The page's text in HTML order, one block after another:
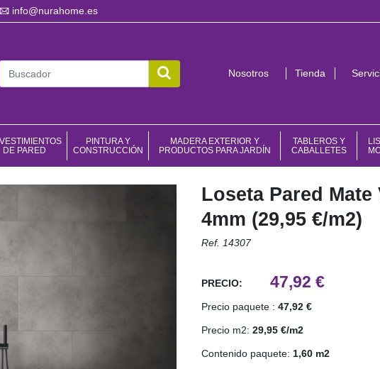
info@nurahome.es
Nosotros Tienda
DE PARED
PINTURA Y
CONSTRUCCIÓN
MADERA EXTERIOR Y
PRODUCTOS PARA JARDÍN
TABLEROS Y
CABALLETES
Loseta Pared
4mm (29,95 €/m2)
Ref. 14307
PRECIO: 47,92 €
Precio paquete : 47,92 €
Precio m2: 29,95 €/m2
Contenido paquete: 1,60 m2